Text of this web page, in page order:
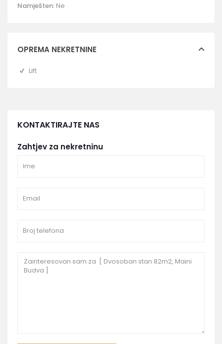
Namješten: Ne
OPREMA NEKRETNINE
Lift
KONTAKTIRAJTE NAS
Zahtjev za nekretninu